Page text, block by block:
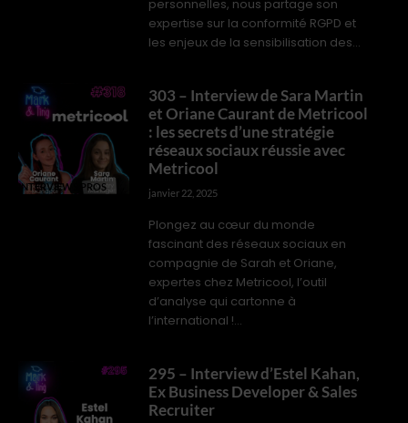
personnelles, nous partage son
expertise sur la conformité RGPD et
les enjeux de la sensibilisation des...
INTERVIEWS PROS
303 – Interview de Sara Martin
et Oriane Caurant de Metricool
: les secrets d’une stratégie
réseaux sociaux réussie avec
Metricool
janvier 22, 2025
Plongez au cœur du monde
fascinant des réseaux sociaux en
compagnie de Sarah et Oriane,
expertes chez Metricool, l’outil
d’analyse qui cartonne à
l’international !...
295 – Interview d’Estel Kahan,
Ex Business Developer & Sales
Recruiter